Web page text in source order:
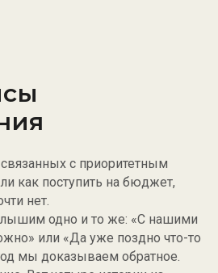
с приоритетным
как поступить на бюджет,
нет.
одно и то же: «С нашими
или «Да уже поздно что-то
мы доказываем обратное.